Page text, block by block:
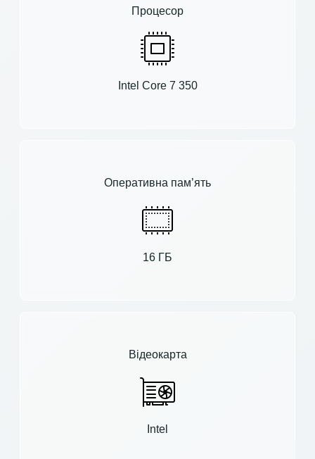
Процесор
Intel Core 7 350
Оперативна пам’ять
16 ГБ
Відеокарта
Intel